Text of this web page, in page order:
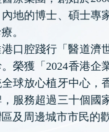
地的博士、碩士專
。
口腔踐行「醫道濟
榮獲「2024香港企
球放心植牙中心，
服務超過三十個國
及周邊城市市民的